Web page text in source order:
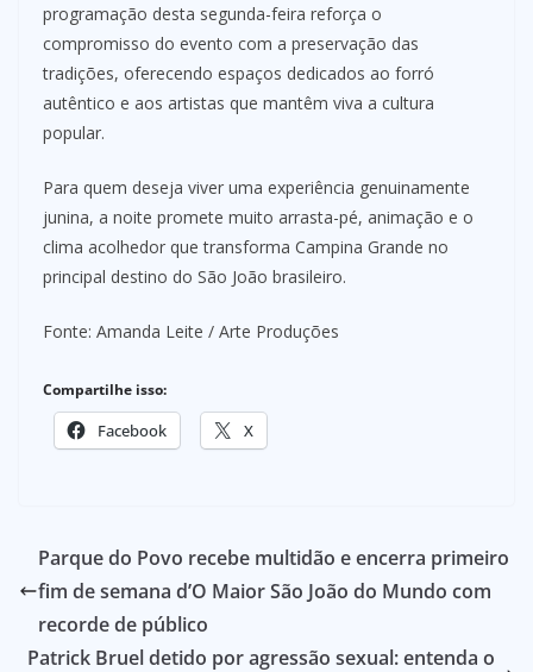
programação desta segunda-feira reforça o
compromisso do evento com a preservação das
tradições, oferecendo espaços dedicados ao forró
autêntico e aos artistas que mantêm viva a cultura
popular.
Para quem deseja viver uma experiência genuinamente
junina, a noite promete muito arrasta-pé, animação e o
clima acolhedor que transforma Campina Grande no
principal destino do São João brasileiro.
Fonte: Amanda Leite / Arte Produções
Compartilhe isso:
Facebook X
Parque do Povo recebe multidão e encerra primeiro
fim de semana d’O Maior São João do Mundo com
recorde de público
Patrick Bruel detido por agressão sexual: entenda o